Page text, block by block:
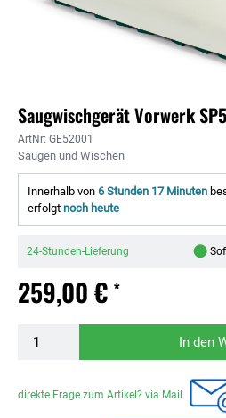
Saugwischgerät Vorwerk
ArtNr: GE52001
Saugen und Wischen
Innerhalb von 6 Stunden 17 Minuten
erfolgt noch heute
24-Stunden-Lieferung ●
259,00 € *
In den
direkte Frage zum Artikel? via Mail